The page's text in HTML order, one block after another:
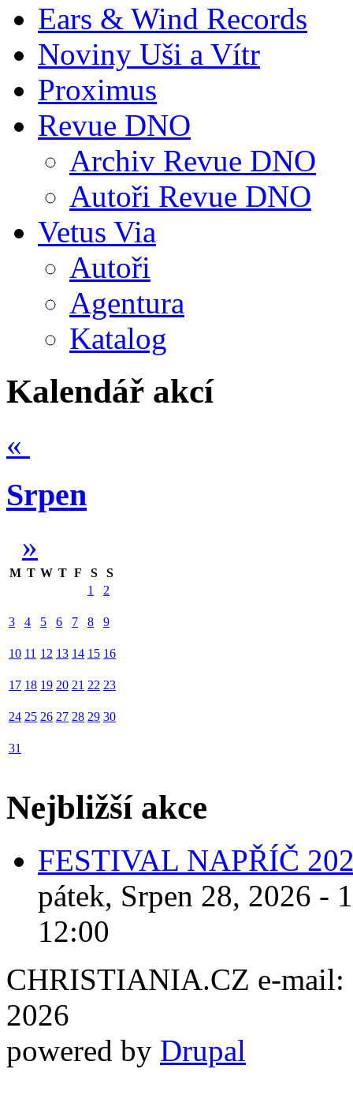
Ears & Wind Records
Noviny Uši a Vítr
Proximus
Revue DNO
Archiv Revue DNO
Autoři Revue DNO
Vetus Via
Autoři
Agentura
Katalog
Kalendář akcí
«
Srpen
»
M T W T F S
S
1
2
3 4 5 6 7 8 9
10 11 12 13 14 15 16
17 18 19 20 21 22 23
24 25 26 27 28 29 30
31
Nejbližší akce
FESTIVAL NAPŘÍČ
pátek, Srpen 28, 2026 -
12:00
CHRISTIANIA.CZ e-mail:
2026
powered by Drupal